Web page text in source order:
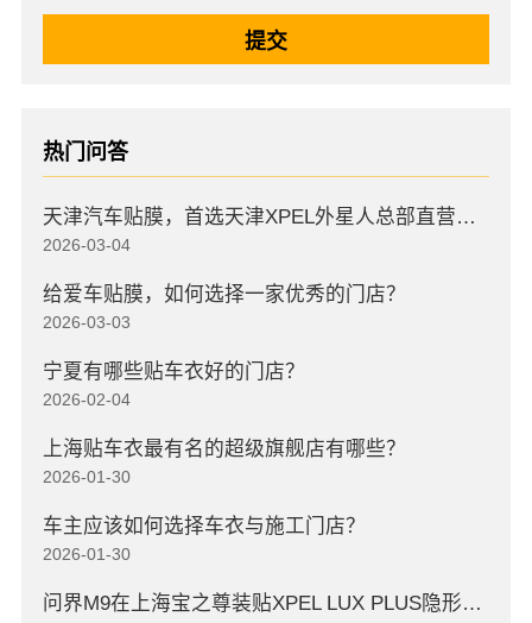
热门问答
天津汽车贴膜，首选天津XPEL外星人总部直营店，高口碑店
2026-03-04
给爱车贴膜，如何选择一家优秀的门店？
2026-03-03
宁夏有哪些贴车衣好的门店？
2026-02-04
上海贴车衣最有名的超级旗舰店有哪些？
2026-01-30
车主应该如何选择车衣与施工门店？
2026-01-30
问界M9在上海宝之尊装贴XPEL LUX PLUS隐形车衣